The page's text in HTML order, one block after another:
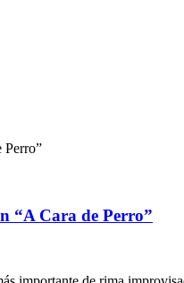
“A Cara de Perro”